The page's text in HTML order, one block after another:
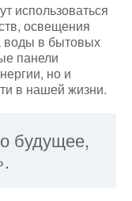
использоваться
освещения
воды в бытовых
панели
но и
в нашей жизни.
будущее,